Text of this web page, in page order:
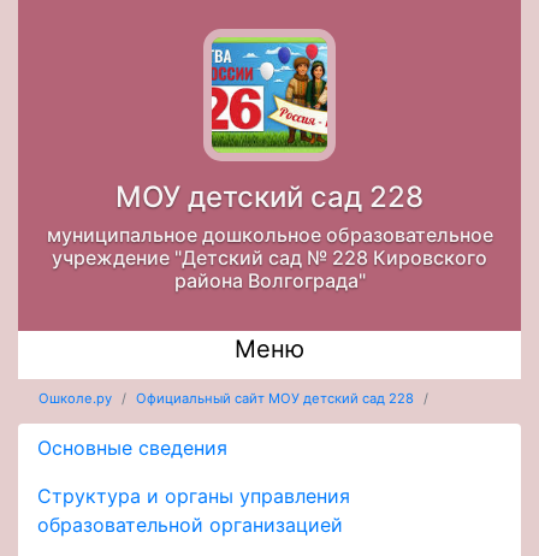
МОУ детский сад 228
муниципальное дошкольное образовательное
учреждение "Детский сад № 228 Кировского
района Волгограда"
Меню
Ошколе.ру Официальный сайт МОУ детский сад 228
Основные сведения
Структура и органы управления
образовательной организацией